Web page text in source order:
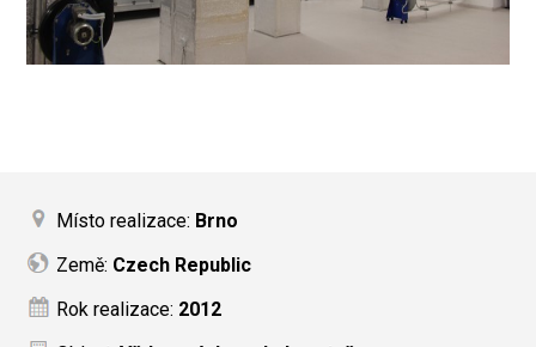
Místo realizace: Brno
Země: Czech Republic
Rok realizace: 2012